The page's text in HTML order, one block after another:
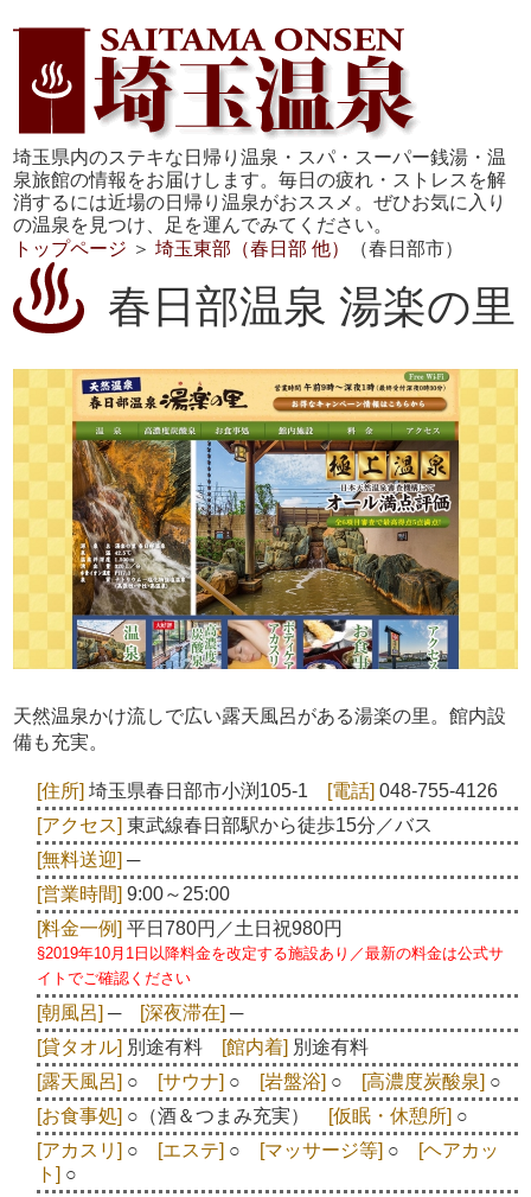
埼玉県内のステキな日帰り温泉・スパ・スーパー銭湯・温
泉旅館の情報をお届けします。毎日の疲れ・ストレスを解
消するには近場の日帰り温泉がおススメ。ぜひお気に入り
の温泉を見つけ、足を運んでみてください。
トップページ ＞埼玉東部（春日部 他） （春日部市）
春日部温泉 湯楽の里
天然温泉かけ流しで広い露天風呂がある湯楽の里。館内設
備も充実。
[住所] 埼玉県春日部市小渕105-1 [電話] 048-755-4126
[アクセス] 東武線春日部駅から徒歩15分／バス
[無料送迎] ─
[営業時間] 9:00～25:00
[料金一例] 平日780円／土日祝980円
§2019年10月1日以降料金を改定する施設あり／最新の料金は公式サ
イトでご確認ください
[朝風呂] ─ [深夜滞在] ─
[貸タオル] 別途有料 [館内着] 別途有料
[露天風呂] ○ [サウナ] ○ [岩盤浴] ○ [高濃度炭酸泉] ○
[お食事処] ○（酒＆つまみ充実） [仮眠・休憩所] ○
[アカスリ] ○ [エステ] ○ [マッサージ等] ○
[ヘアカッ
ト] ○